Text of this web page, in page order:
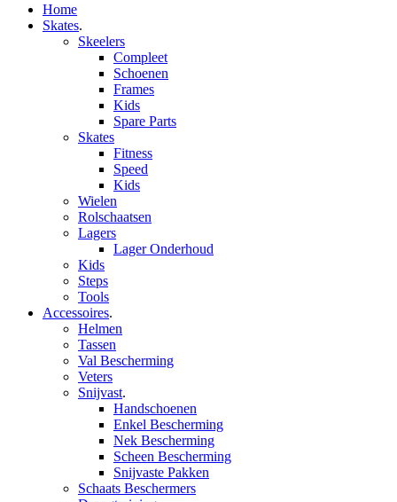
Home
Skates.
Skeelers
Compleet
Schoenen
Frames
Kids
Spare Parts
Skates
Fitness
Speed
Kids
Wielen
Rolschaatsen
Lagers
Lager Onderhoud
Kids
Steps
Tools
Accessoires.
Helmen
Tassen
Val Bescherming
Veters
Snijvast.
Handschoenen
Enkel Bescherming
Nek Bescherming
Scheen Bescherming
Snijvaste Pakken
Schaats Beschermers